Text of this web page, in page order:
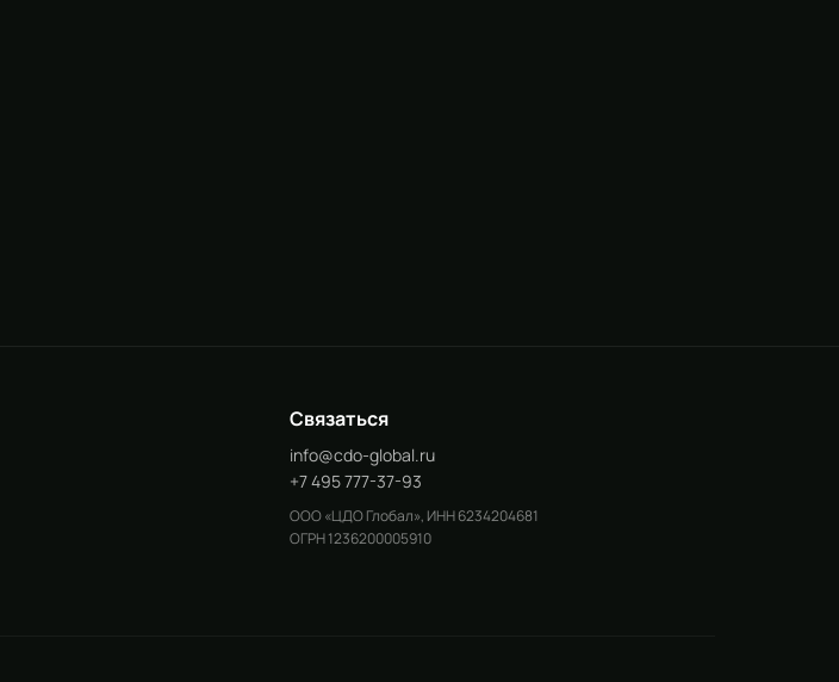
Связаться
info@cdo-global.ru
+7 495 777-37-93
ООО «ЦДО Глобал», ИНН 6234204681
ОГРН 1236200005910